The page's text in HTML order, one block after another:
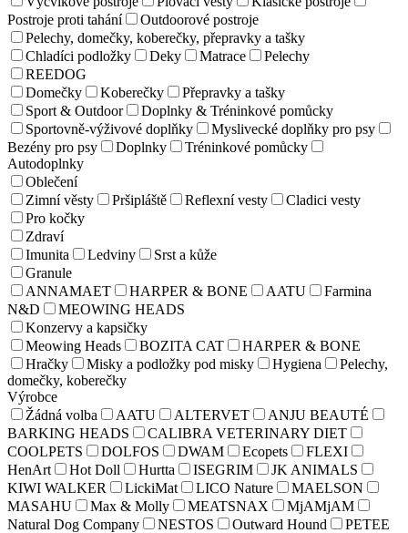
Postroje proti tahání
Outdoorové postroje
Pelechy, domečky, koberečky, přepravky a tašky
Chladíci podložky
Deky Matrace
Pelechy
REEDOG
Domečky
Koberečky
Přepravky a tašky
Sport & Outdoor
Doplnky & Tréninkové pomůcky
Sportovně-výživové doplňky
Myslivecké doplňky pro psy
Bezény pro psy
Doplnky
Tréninkové pomůcky
Autodoplnky
Oblečení
Zimní věsty
Pršipláště Reflexní vesty
Cladici vesty
Pro kočky
Zdraví
Imunita
Ledviny
Srst a kůže
Granule
ANNAMAET
HARPER & BONE AATU
Farmina
N&D
MEOWING HEADS
Konzervy a kapsičky
Meowing Heads
BOZITA CAT
HARPER & BONE
Hračky
Misky a podložky pod misky Hygiena
Pelechy,
domečky, koberečky
Výrobce
Žádná volba
AATU ALTERVET
ANJU BEAUTÉ
BARKING HEADS
CALIBRA VETERINARY DIET
COOLPETS
DOLFOS DWAM Ecopets
FLEXI
HenArt
Hot Doll Hurtta ISEGRIM
JK ANIMALS
KIWI WALKER
LickiMat LICO Nature
MAELSON
MASAHU
Max & Molly MEATSNAX
MjAMjAM
Natural Dog Company
NESTOS Outward Hound
PETEE